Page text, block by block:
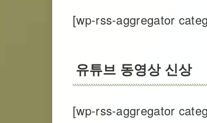
[wp-rss-aggregator
유튜브 동영상 신상
[wp-rss-aggregator